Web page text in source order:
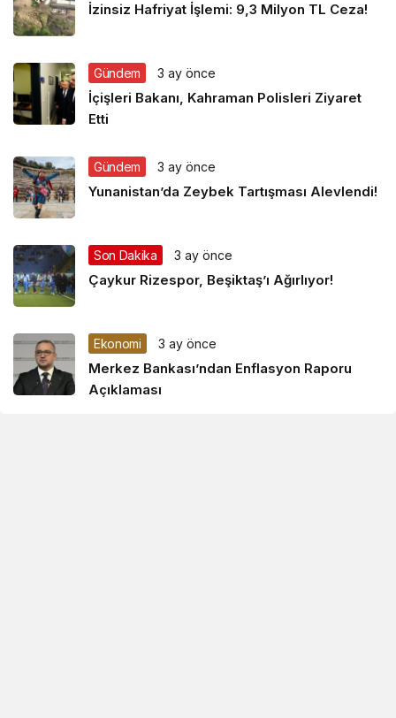
İzinsiz Hafriyat İşlemi: 9,3 Milyon TL Ceza!
Gündem 3 ay önce
İçişleri Bakanı, Kahraman Polisleri Ziyaret
Etti
Gündem 3 ay önce
Yunanistan’da Zeybek Tartışması Alevlendi!
Son Dakika 3 ay önce
Çaykur Rizespor, Beşiktaş’ı Ağırlıyor!
Ekonomi 3 ay önce
Merkez Bankası’ndan Enflasyon Raporu
Açıklaması